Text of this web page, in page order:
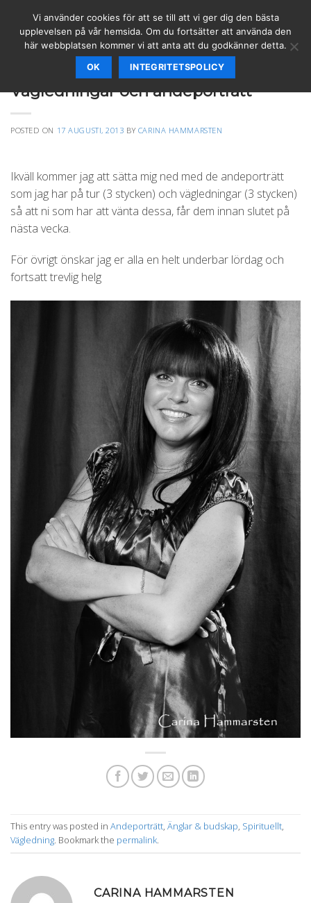
content
ÄNGLAR & BUDSKAP,SPIRITUELLT
Vägledningar och andeporträtt
POSTED ON 17 AUGUSTI, 2013 BY CARINA HAMMARSTEN
Ikväll kommer jag att sätta mig ned med de andeporträtt
som jag har på tur (3 stycken) och vägledningar (3 stycken)
så att ni som har att vänta dessa, får dem innan slutet på
nästa vecka.
För övrigt önskar jag er alla en helt underbar lördag och
fortsatt trevlig helg
This entry was posted in Andeporträtt, Änglar & budskap, Spirituellt,
Vägledning. Bookmark the permalink.
CARINA HAMMARSTEN
Vi använder cookies för att se till att vi ger dig den bästa
upplevelsen på vår hemsida. Om du fortsätter att använda den
här webbplatsen kommer vi att anta att du godkänner detta.
OK INTEGRITETSPOLICY